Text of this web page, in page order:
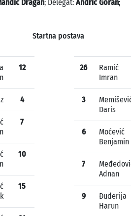
Dragan; Delegat: Andrić Goran;
Startna postava
12
4
7
10
15
26
Ramić
Imran
3
Daris
6
Moćević
Benjamin
7
Adnan
9
Đuderija
Harun